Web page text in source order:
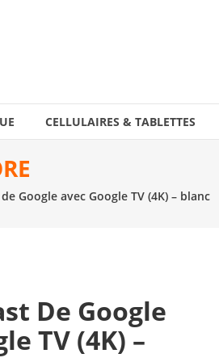
CELLULAIRES & TABLETTES
Google avec Google TV (4K) – blanc
De Google
TV (4K) –